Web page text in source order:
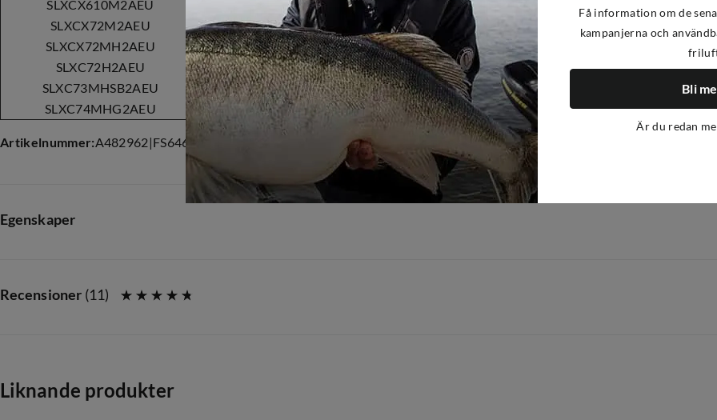
SLXCX610M2AEU
6'10''/208cm 7-21g
SLXCX72M2AEU
EX-Fast 7'2''/218cm 7-15g
SLXCX72MH2AEU
EX-Fast 7'2''/218cm 7-21g
2
SLXC72H2AEU
Fast 7'2''/218cm 14-42g
2
SLXC73MHSB2AEU
Fast 7'3''/221cm 30-120g
2
SLXC74MHG2AEU
Moderate 7'3''/224cm 10-21g
Artikelnummer:A482962 |FS646490
Egenskaper
Storlek
:6'10 5-10g
Recensioner (11 )
Liknande produkter
Få information om de
kampanjerna och
Bli
Är du redan